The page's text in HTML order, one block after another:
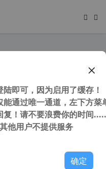
色警戒2 尤里的复仇 盟军
即可，因为启用了缓存！
通过唯一通道，左下方菜
复！请不要浪费你的时间
他用户不提供服务
确定